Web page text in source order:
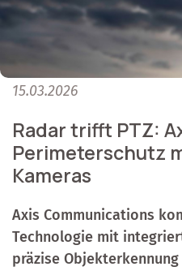
15.03.2026
Radar trifft PTZ:
Perimeterschutz
Kameras
Axis Communications
Technologie mit
präzise